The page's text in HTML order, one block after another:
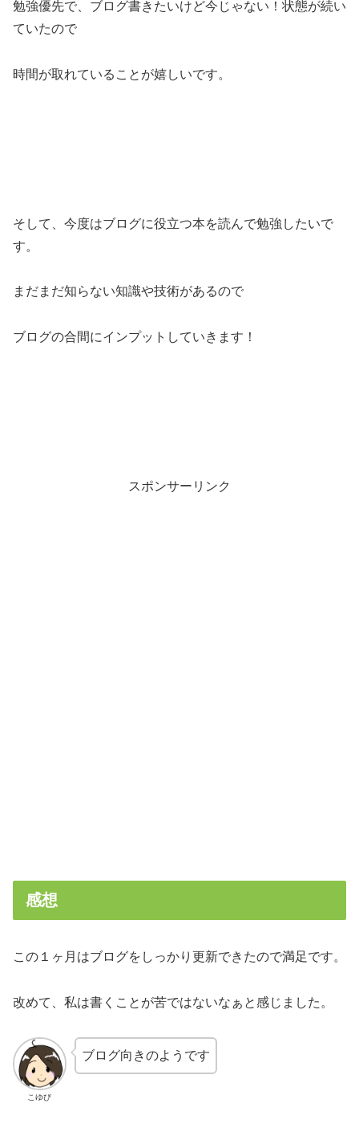
勉強優先で、ブログ書きたいけど今じゃない！状態が続い
ていたので
時間が取れていることが嬉しいです。
そして、今度はブログに役立つ本を読んで勉強したいで
す。
まだまだ知らない知識や技術があるので
ブログの合間にインプットしていきます！
スポンサーリンク
感想
この１ヶ月はブログをしっかり更新できたので満足です。
改めて、私は書くことが苦ではないなぁと感じました。
こゆび
ブログ向きのようです